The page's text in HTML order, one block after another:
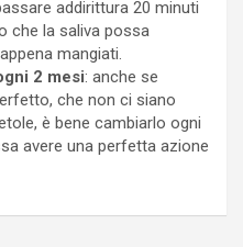
addirittura 20 minuti
che la saliva possa
mangiati.
2 mesi: anche se
che non ci siano
è bene cambiarlo ogni
avere una perfetta azione